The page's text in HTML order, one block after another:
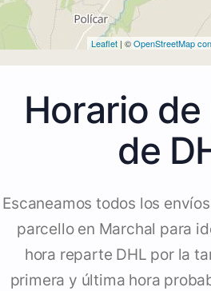
Leaflet | ©OpenStreetMap
Horario
de
Escaneamos todos los
parcello en Marchal para
hora reparte DHL por la
primera y última hora